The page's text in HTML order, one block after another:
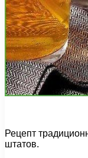
Рецепт
штатов.